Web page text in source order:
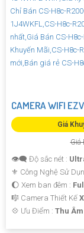
CAMERA WIFI
Giá
Giá
👁️‍🗨 Độ sắc nét :
⚜️ Công Nghệ Sử
🌔 Xem ban đêm :
🎼️ Camera Thiết Kế
️💠 Ưu Điểm : Thu